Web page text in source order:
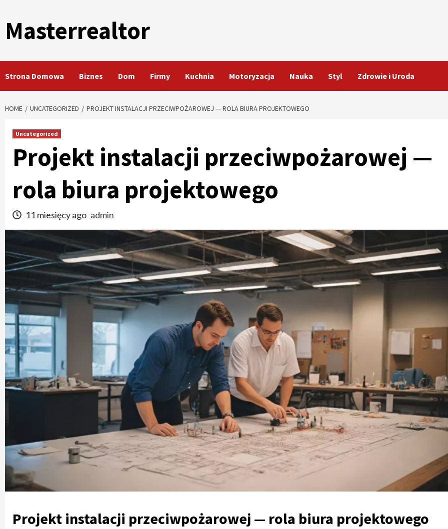
content
Masterrealtor
Strona Domowa Biznes Dom Firmy Kuchnia Motoryzacja Nauka Styl Zdrowie i Uroda
HOME UNCATEGORIZED PROJEKT INSTALACJI PRZECIWPOŻAROWEJ — ROLA BIURA PROJEKTOWEGO
Uncategorized
Projekt instalacji przeciwpożarowej —
rola biura projektowego
11 miesięcy ago admin
Projekt instalacji przeciwpożarowej — rola biura projektowego